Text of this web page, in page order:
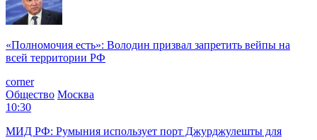
«Полномочия есть»: Володин призвал запретить вейпы на
всей территории РФ
corner
Общество Москва
10:30
МИД РФ: Румыния использует порт Джурджулешты для